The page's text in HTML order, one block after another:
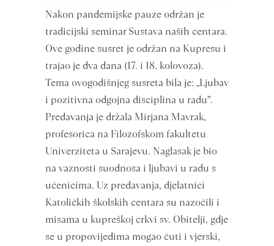
Nakon pandemijske pauze održan je
tradicijski seminar Sustava naših centara.
Ove godine susret je održan na Kupresu i
trajao je dva dana (17. i 18. kolovoza).
Tema ovogodišnjeg susreta bila je: „Ljubav
i pozitivna odgojna disciplina u radu”.
Predavanja je držala Mirjana Mavrak,
profesorica na Filozofskom fakultetu
Univerziteta u Sarajevu. Naglasak je bio
na vaznosti suodnosa i ljubavi u radu s
učenicima. Uz predavanja, djelatnici
Katoličkih školskih centara su nazočili i
misama u kupreškoj crkvi sv. Obitelji, gdje
se u propovijedima mogao čuti i vjerski,